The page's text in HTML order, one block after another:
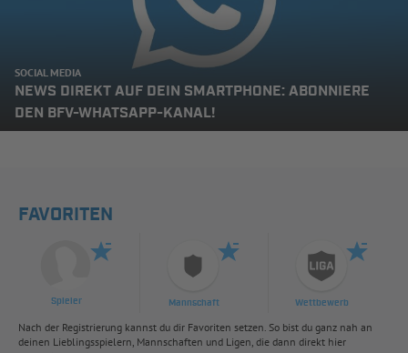
SOCIAL MEDIA
NEWS DIREKT AUF DEIN SMARTPHONE: ABONNIERE
DEN BFV-WHATSAPP-KANAL!
FAVORITEN
Spieler Mannschaft Wettbewerb
Nach der Registrierung kannst du dir Favoriten setzen. So bist du ganz nah an
deinen Lieblingsspielern, Mannschaften und Ligen, die dann direkt hier